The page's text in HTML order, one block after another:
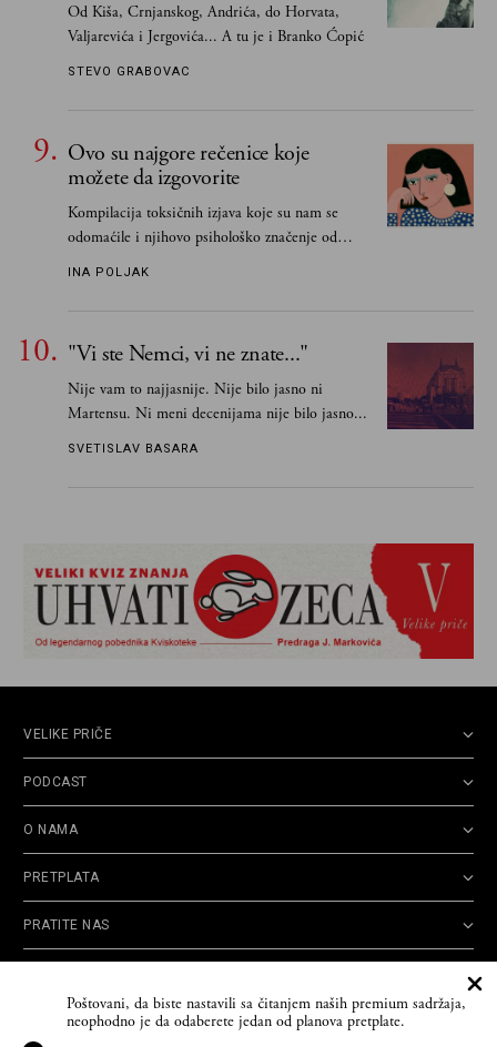
Od Kiša, Crnjanskog, Andrića, do Horvata,
Valjarevića i Jergovića... A tu je i Branko Ćopić
STEVO GRABOVAC
Ovo su najgore rečenice koje
možete da izgovorite
Kompilacija toksičnih izjava koje su nam se
odomaćile i njihovo psihološko značenje od
INA POLJAK
"Vi ste Nemci, vi ne znate..."
Nije vam to najjasnije. Nije bilo jasno ni
Martensu. Ni meni decenijama nije bilo jasno...
SVETISLAV BASARA
Poštovani, da biste nastavili sa čitanjem naših premium sadržaja,
neophodno je da odaberete jedan od planova pretplate.
VELIKE PRIČE
PODCAST
O NAMA
PRETPLATA
PRATITE NAS
privatnosti
korišćenja
reklamacija
Policy
© 2026Velike priče- TCT News and Entertainment - Sva prava zadržana. Developed